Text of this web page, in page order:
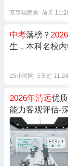
互联观察君 前天
中考落榜？
生，本科名校
25小时网 5天前 11:24
2026年清远优
能力客观评估-